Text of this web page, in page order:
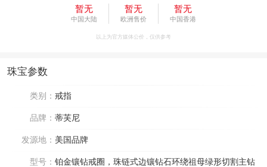
暂无
中国大陆
暂无
欧洲售价
暂无
中国香港
以上为官方媒体公价，仅供参考
珠宝参数
类别： 戒指
品牌： 蒂芙尼
发源地： 美国品牌
型号： 铂金镶钻戒圈，珠链式边镶钻石环绕祖母绿形切割主钻